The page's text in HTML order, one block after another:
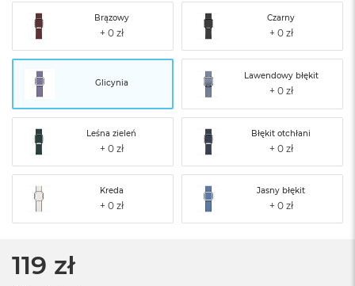
Brązowy Czarny
Glicynia
Lawendowy błękit
Leśna zieleń Błękit otchłani
Kreda Jasny błękit
119 zł